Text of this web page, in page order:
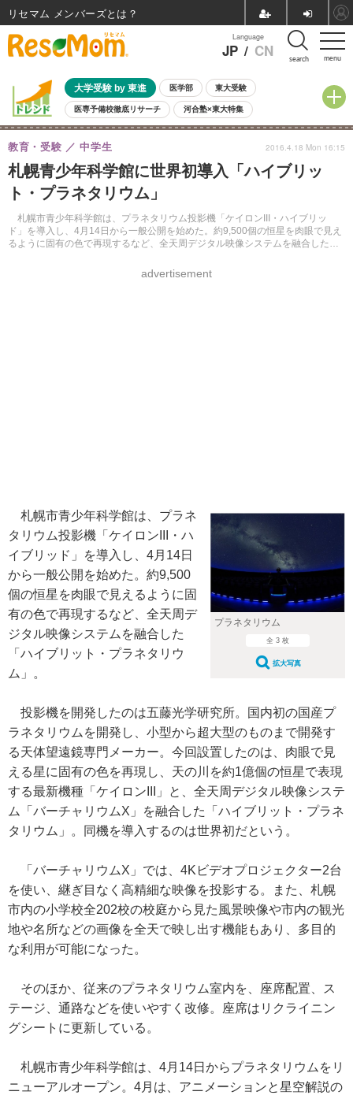
menu
Language
JP / CN search
大学受験 by 東進 医学部 東大受験
医専予備校徹底リサーチ 河合塾×東大特集
親子で考える大学選び 高校受験 中学受験 小学校受験
共通テスト 夏休み
8月開催イベント・WS 全国公立高校 過去問 人気記事
自由研究教材（小学生向け） 自由研究教材（中学生向け）
札幌青少年科学館に世界初導入「ハイブリッ
ト・プラネタリウム」
札幌市青少年科学館は、プラネタリウム投影機「ケイロンIII・ハイブリッ
ド」を導入し、4月14日から一般公開を始めた。約9,500個の恒星を肉眼で見え
るように固有の色で再現するなど、全天周デジタル映像システムを融合した
教育・受験 中学生
advertisement
2016.4.18 Mon 16:15
プラネタリウム
全 3 枚
拡大写真
札幌市青少年科学館は、プラネ
タリウム投影機「ケイロンIII・ハ
イブリッド」を導入し、4月14日
から一般公開を始めた。約9,500
個の恒星を肉眼で見えるように固
有の色で再現するなど、全天周デ
ジタル映像システムを融合した
「ハイブリット・プラネタリウ
ム」。
投影機を開発したのは五藤光学研究所。国内初の国産プ
ラネタリウムを開発し、小型から超大型のものまで開発す
る天体望遠鏡専門メーカー。今回設置したのは、肉眼で見
える星に固有の色を再現し、天の川を約1億個の恒星で表現
する最新機種「ケイロンIII」と、全天周デジタル映像システ
ム「バーチャリウムX」を融合した「ハイブリット・プラネ
タリウム」。同機を導入するのは世界初だという。
「バーチャリウムX」では、4Kビデオプロジェクター2台
を使い、継ぎ目なく高精細な映像を投影する。また、札幌
市内の小学校全202校の校庭から見た風景映像や市内の観光
地や名所などの画像を全天で映し出す機能もあり、多目的
な利用が可能になった。
そのほか、従来のプラネタリウム室内を、座席配置、ス
テージ、通路などを使いやすく改修。座席はリクライニン
グシートに更新している。
札幌市青少年科学館は、4月14日からプラネタリウムをリ
ニューアルオープン。4月は、アニメーションと星空解説の
リセマム メンバーズ